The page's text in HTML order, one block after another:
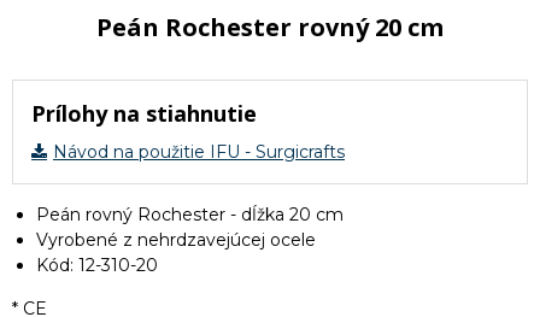
Peán Rochester rovný 20 cm
Prílohy na stiahnutie
Návod na použitie IFU - Surgicrafts
Peán rovný Rochester - dĺžka 20 cm
Vyrobené z nehrdzavejúcej ocele
Kód: 12-310-20
* CE